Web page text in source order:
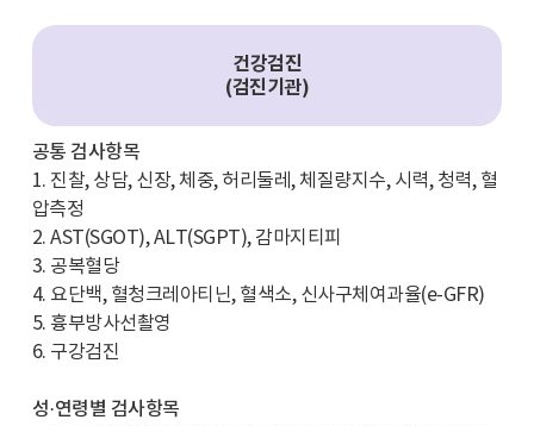
건강검진
(검진기관)
공통 검사항목
1. 진찰, 상담, 신장, 체중, 허리둘레, 체질량지수, 시력, 청력, 혈
압측정
2. AST(SGOT), ALT(SGPT), 감마지티피
3. 공복혈당
4. 요단백, 혈청크레아티닌, 혈색소, 신사구체여과율(e-GFR)
5. 흉부방사선촬영
6. 구강검진
성·연령별 검사항목